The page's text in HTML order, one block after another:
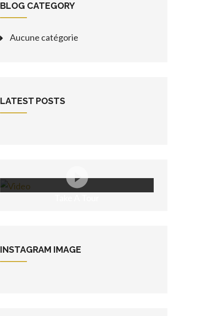
BLOG CATEGORY
Aucune catégorie
LATEST POSTS
INSTAGRAM IMAGE